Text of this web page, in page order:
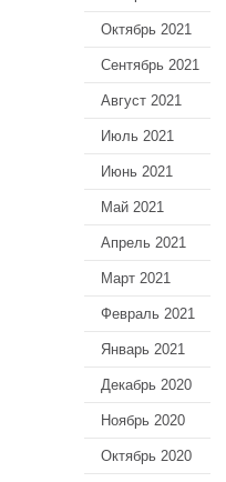
Октябрь 2021
Сентябрь 2021
Август 2021
Июль 2021
Июнь 2021
Май 2021
Апрель 2021
Март 2021
Февраль 2021
Январь 2021
Декабрь 2020
Ноябрь 2020
Октябрь 2020